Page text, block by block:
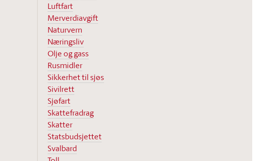
Luftfart
Merverdiavgift
Naturvern
Næringsliv
Olje og gass
Rusmidler
Sikkerhet til sjøs
Sivilrett
Sjøfart
Skattefradrag
Skatter
Statsbudsjettet
Svalbard